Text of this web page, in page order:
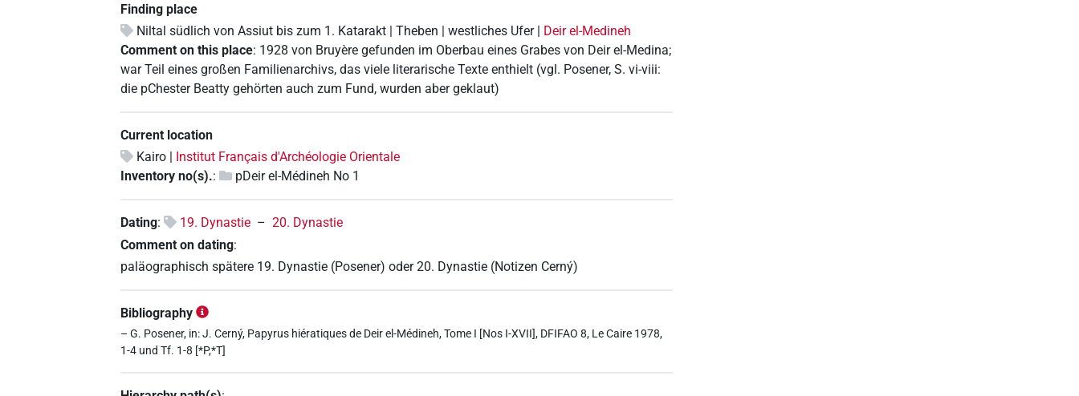
Finding place
Niltal südlich von Assiut bis zum 1. Katarakt | Theben | westliches Ufer | Deir el-Medineh
Comment on this place: 1928 von Bruyère gefunden im Oberbau eines Grabes von Deir el-Medina;
war Teil eines großen Familienarchivs, das viele literarische Texte enthielt (vgl. Posener, S. vi-viii:
die pChester Beatty gehörten auch zum Fund, wurden aber geklaut)
Current location
Kairo |
Institut Français d'Archéologie Orientale
Inventory no(s).: pDeir el-Médineh No 1
Dating: 19. Dynastie –20. Dynastie
Comment on dating:
paläographisch spätere 19. Dynastie (Posener) oder 20. Dynastie (Notizen Cerný)
Bibliography
– G. Posener, in: J. Cerný, Papyrus hiératiques de Deir el-Médineh, Tome I [Nos I-XVII], DFIFAO 8, Le Caire 1978,
1-4 und Tf. 1-8 [*P,*T]